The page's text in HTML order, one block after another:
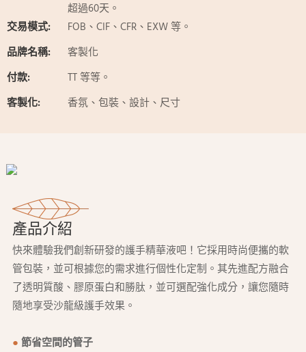
超過60天。
交易模式:
FOB、CIF、CFR、EXW 等。
品牌名稱:
客製化
付款:
TT 等等。
客製化:
香氛、包裝、設計、尺寸
產品介紹
快來體驗我們創新研發的護手精華液吧！它採用時尚便攜的軟
管包裝，並可根據您的需求進行個性化定制。其先進配方融合
了透明質酸、膠原蛋白和勝肽，並可選配強化成分，讓您隨時
隨地享受沙龍級護手效果。
● 節省空間的管子